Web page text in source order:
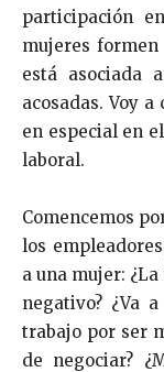
participación
mujeres
está asociada
acosadas. Voy
en especial en
laboral.
Comencemos
los
a una mujer:
negativo? ¿Va
trabajo por ser
de negociar?